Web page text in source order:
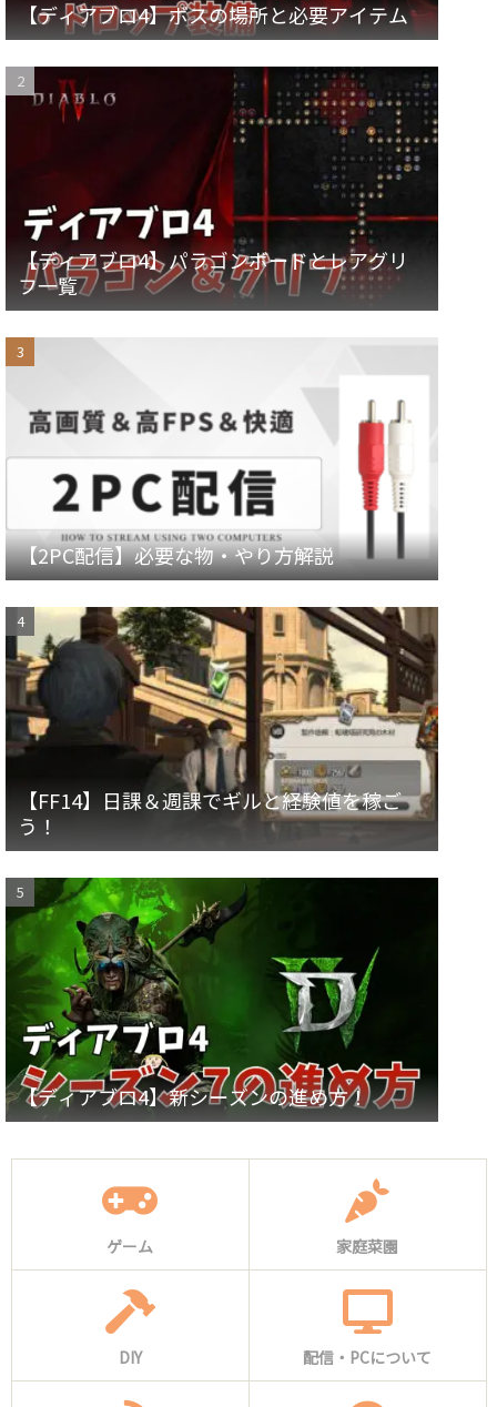
【ディアブロ4】ボスの場所と必要アイテム
【ディアブロ4】パラゴンボードとレアグリ
フ一覧
【2PC配信】必要な物・やり方解説
【FF14】日課＆週課でギルと経験値を稼ご
う！
【ディアブロ4】新シーズンの進め方！
ゲーム 家庭菜園
DIY 配信・PCについて